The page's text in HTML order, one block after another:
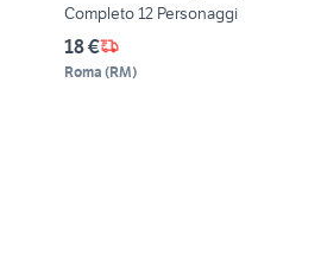
Completo 12 Personaggi
18 €
Roma (RM)